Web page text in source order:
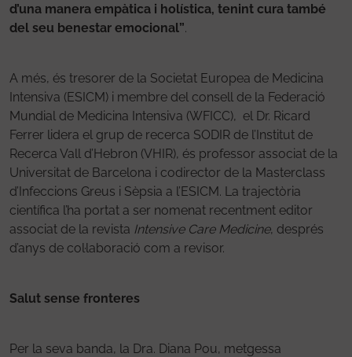
d’una manera empàtica i holística, tenint cura també
del seu benestar emocional”.
A més, és tresorer de la Societat Europea de Medicina
Intensiva (ESICM) i membre del consell de la Federació
Mundial de Medicina Intensiva (WFICC), el Dr. Ricard
Ferrer lidera el grup de recerca SODIR de l’Institut de
Recerca Vall d’Hebron (VHIR), és professor associat de la
Universitat de Barcelona i codirector de la Masterclass
d’Infeccions Greus i Sèpsia a l’ESICM. La trajectòria
científica l’ha portat a ser nomenat recentment editor
associat de la revista Intensive Care Medicine, després
d’anys de col·laboració com a revisor.
Salut sense fronteres
Per la seva banda, la Dra. Diana Pou, metgessa